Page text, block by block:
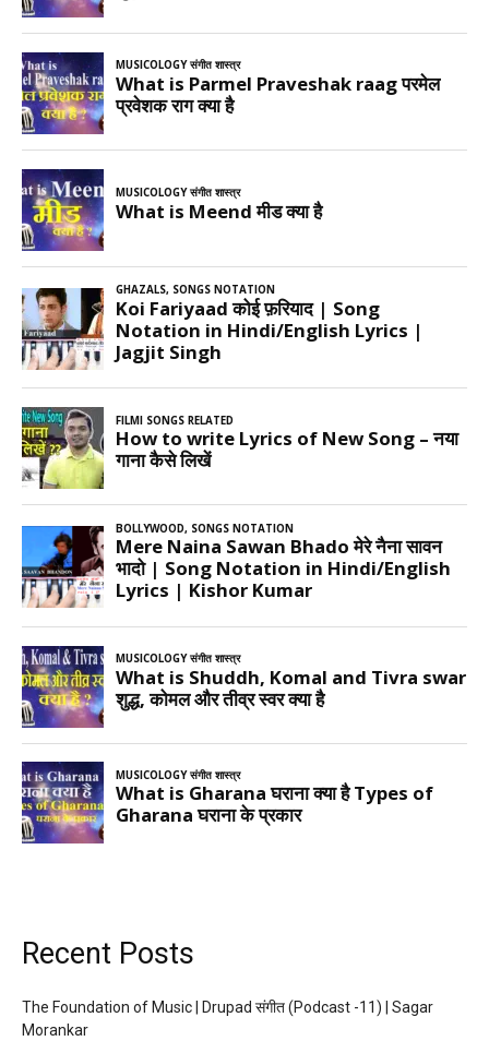
Recent Posts
The Foundation of Music | Drupad संगीत (Podcast -11) | Sagar
Morankar